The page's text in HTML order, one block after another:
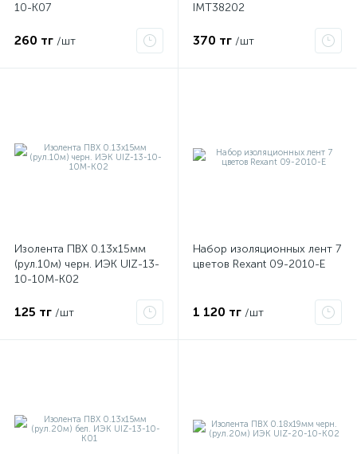
10-K07
260 тг /шт
IMT38202
370 тг /шт
Изолента ПВХ 0.13х15мм
(рул.10м) черн. ИЭК UIZ-13-
10-10M-K02
125 тг /шт
Набор изоляционных лент 7
цветов Rexant 09-2010-E
1 120 тг /шт